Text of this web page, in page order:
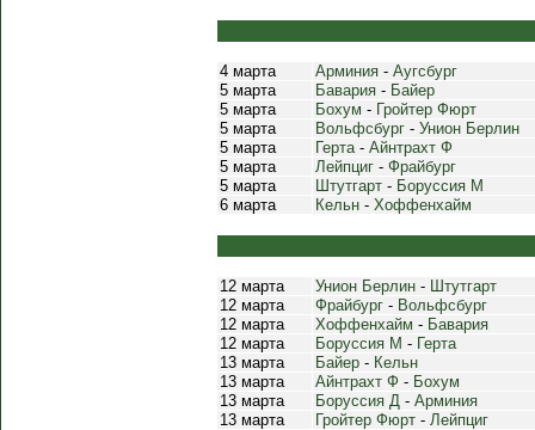
4 марта Арминия - Аугсбург
5 марта
Бавария - Байер
5 марта
Бохум - Гройтер Фюрт
5 марта
Вольфсбург - Унион Берлин
5 марта
Герта- Айнтрахт Ф
5 марта
Лейпциг - Фрайбург
5 марта
Штутгарт - Боруссия М
6 марта
Кельн - Хоффенхайм
12 марта Унион Берлин - Штутгарт
12 марта
Фрайбург - Вольфсбург
12 марта
Хоффенхайм - Бавария
12 марта
Боруссия М - Герта
13 марта
Байер - Кельн
13 марта
Айнтрахт Ф - Бохум
13 марта
Боруссия Д - Арминия
13 марта
Гройтер Фюрт - Лейпциг